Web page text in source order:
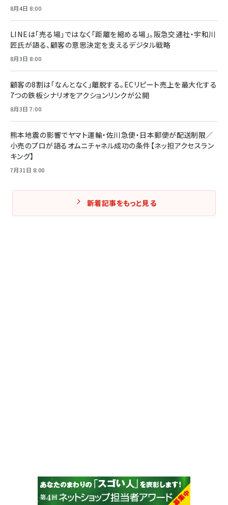
￥2,200
組織の成果を最大化する ルールのデザイン
￥1,980
Amazonランキングをもっと見る
8月4日 8:00
LINEは「売る場」ではなく「距離を縮める場」。阪急交通社・宇和川
匠氏が語る、顧客の意思決定を支えるデジタル戦略
8月3日 8:00
顧客の8割は「なんとなく」離脱する。ECリピート売上を最大化する
7つの鉄板シナリオをアクションリンクが公開
8月3日 7:00
熊本地震の影響でヤマト運輸・佐川急便・日本郵便が配送制限／
小売のプロが語るオムニチャネル成功の条件【ネッ担アクセスラン
キング】
7月31日 8:00
新着記事をもっと見る